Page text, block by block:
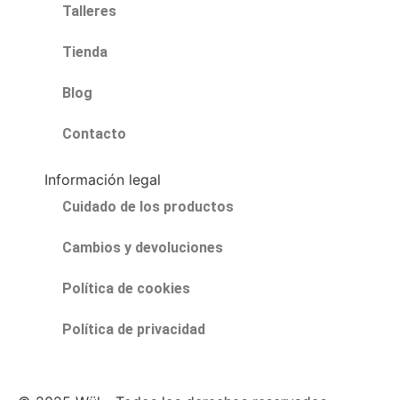
Talleres
Tienda
Blog
Contacto
Información legal
Cuidado de los productos
Cambios y devoluciones
Política de cookies
Política de privacidad